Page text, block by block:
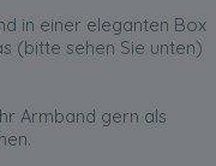
in einer eleganten Box
(bitte sehen Sie unten)
Armband gern als